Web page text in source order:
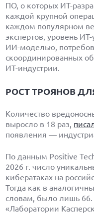
ПО, о которых ИТ-
каждой крупной
каждом популярном
экспертов, уровень
ИИ-моделью,
скоординированных
ИТ-индустрии.
РОСТ ТРОЯНОВ
Количество
выросло в 18 раз,
появления —
По данным Positive
2026 г. число
кибератаках на
Тогда как в
словам, было лишь 66.
«Лаборатории